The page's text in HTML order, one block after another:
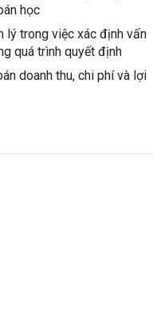
học
lý trong việc xác định vấn
quá trình quyết định
doanh thu, chi phí và lợi